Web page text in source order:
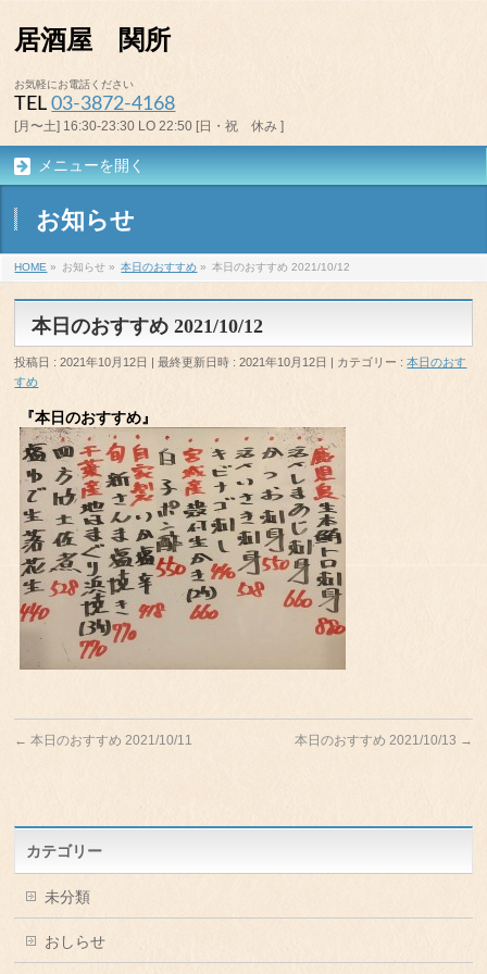
居酒屋 関所
お気軽にお電話ください
TEL03-3872-4168
[月〜土] 16:30-23:30 LO 22:50 [日・祝 休み ]
メニューを開く
お知らせ
HOME » お知らせ » 本日のおすすめ » 本日のおすすめ 2021/10/12
本日のおすすめ 2021/10/12
投稿日 : 2021年10月12日 最終更新日時 : 2021年10月12日 カテゴリー :本日のおす
すめ
『本日のおすすめ』
← 本日のおすすめ 2021/10/11 本日のおすすめ 2021/10/13 →
カテゴリー
未分類
おしらせ